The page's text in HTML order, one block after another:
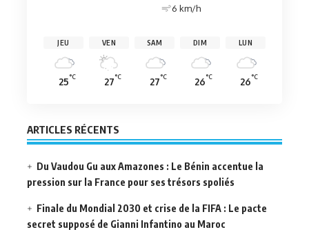
6 km/h
JEU
25°C
VEN
27°C
SAM
27°C
DIM
26°C
LUN
26°C
ARTICLES RÉCENTS
Du Vaudou Gu aux Amazones : Le Bénin accentue la
pression sur la France pour ses trésors spoliés
Finale du Mondial 2030 et crise de la FIFA : Le pacte
secret supposé de Gianni Infantino au Maroc